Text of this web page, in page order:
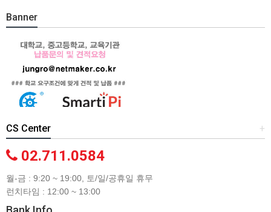
Banner
+
CS Center
02.711.0584
월-금 : 9:20 ~ 19:00, 토/일/공휴일 휴무
런치타임 : 12:00 ~ 13:00